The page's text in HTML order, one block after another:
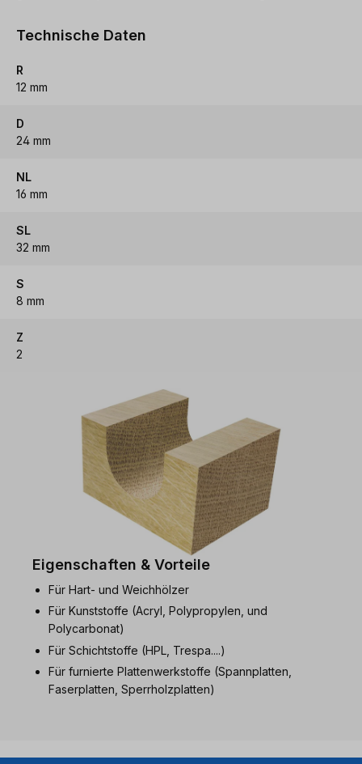
Technische Daten
R
12 mm
D
24 mm
NL
16 mm
SL
32 mm
S
8 mm
Z
2
Eigenschaften & Vorteile
Für Hart- und Weichhölzer
Für Kunststoffe (Acryl, Polypropylen, und
Polycarbonat)
Für Schichtstoffe (HPL, Trespa....)
Für furnierte Plattenwerkstoffe (Spannplatten,
Faserplatten, Sperrholzplatten)